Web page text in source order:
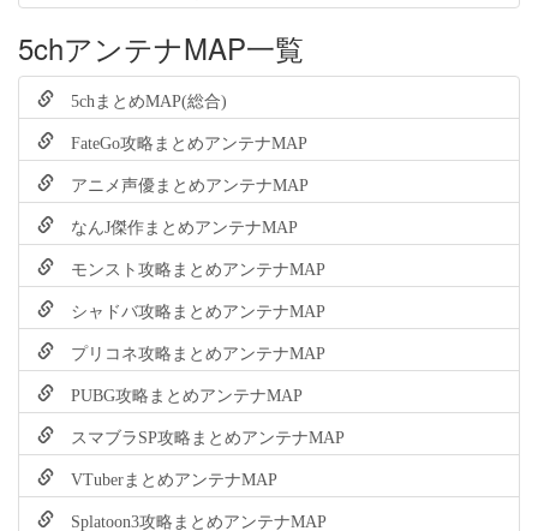
5chアンテナMAP一覧
5chまとめMAP(総合)
FateGo攻略まとめアンテナMAP
アニメ声優まとめアンテナMAP
なんJ傑作まとめアンテナMAP
モンスト攻略まとめアンテナMAP
シャドバ攻略まとめアンテナMAP
プリコネ攻略まとめアンテナMAP
PUBG攻略まとめアンテナMAP
スマブラSP攻略まとめアンテナMAP
VTuberまとめアンテナMAP
Splatoon3攻略まとめアンテナMAP